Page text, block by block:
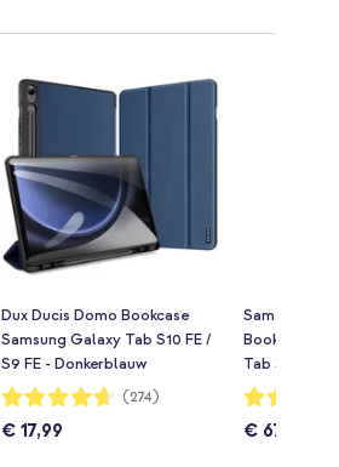
Dux Ducis Domo Bookcase
Samsung Galaxy Tab S10 FE /
S9 FE - Donkerblauw
Waardering:
93%
(274)
€ 17,99
Samsung
Book Cover
Tab S10 Lite
FE / S9 FE
Waardering:
91%
€ 67,99